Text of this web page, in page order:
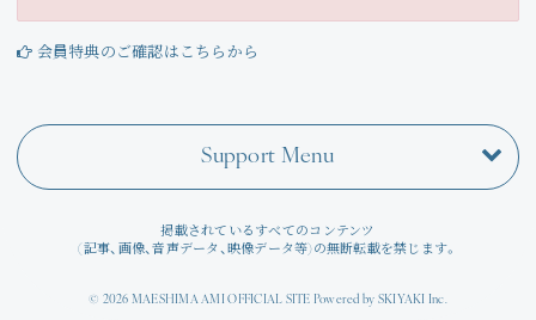
Voice
回想録
会員特典のご確認はこちらから
Support Menu
掲載されているすべてのコンテンツ
(記事、画像、音声データ、映像データ等)の無断転載を禁じます。
© 2026 MAESHIMA AMI OFFICIAL SITE Powered by SKIYAKI Inc.